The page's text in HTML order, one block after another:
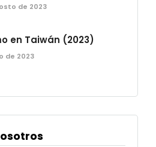
de 2023
en Taiwán (2023)
de 2023